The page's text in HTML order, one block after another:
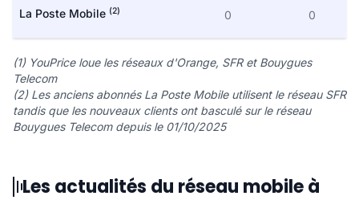
La Poste Mobile (2) 0 0
(1) YouPrice loue les réseaux d'Orange, SFR et Bouygues
Telecom
(2) Les anciens abonnés La Poste Mobile utilisent le réseau SFR
tandis que les nouveaux clients ont basculé sur le réseau
Bouygues Telecom depuis le 01/10/2025
Les actualités du réseau mobile à